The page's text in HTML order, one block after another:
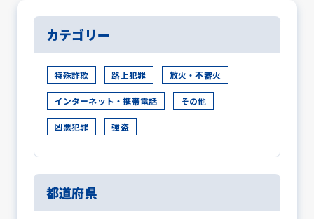
カテゴリー
特殊詐欺 路上犯罪 放火・不審火
インターネット・携帯電話 その他
凶悪犯罪 強盗
都道府県